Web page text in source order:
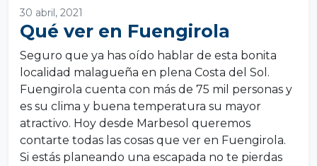
30 abril, 2021
Qué ver en Fuengirola
Seguro que ya has oído hablar de esta bonita
localidad malagueña en plena Costa del Sol.
Fuengirola cuenta con más de 75 mil personas y
es su clima y buena temperatura su mayor
atractivo. Hoy desde Marbesol queremos
contarte todas las cosas que ver en Fuengirola.
Si estás planeando una escapada no te pierdas